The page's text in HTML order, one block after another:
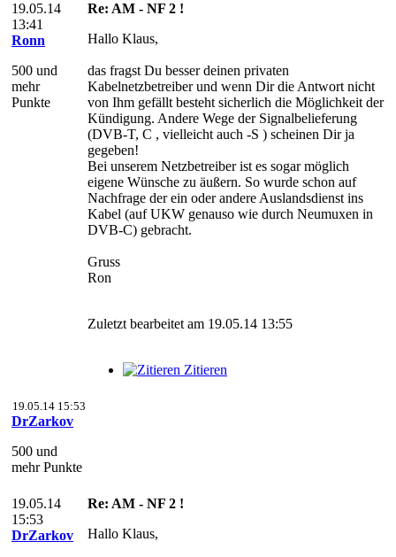
19.05.14
13:41
Ronn
500 und
mehr
Punkte
Re: AM - NF 2 !
Hallo Klaus,
das fragst Du besser deinen privaten
Kabelnetzbetreiber und wenn Dir die Antwort nicht
von Ihm gefällt besteht sicherlich die Möglichkeit der
Kündigung. Andere Wege der Signalbelieferung
(DVB-T, C , vielleicht auch -S ) scheinen Dir ja
gegeben!
Bei unserem Netzbetreiber ist es sogar möglich
eigene Wünsche zu äußern. So wurde schon auf
Nachfrage der ein oder andere Auslandsdienst ins
Kabel (auf UKW genauso wie durch Neumuxen in
DVB-C) gebracht.
Gruss
Ron
Zuletzt bearbeitet am 19.05.14 13:55
Zitieren
19.05.14 15:53
DrZarkov
500 und
mehr Punkte
19.05.14
15:53
DrZarkov
Re: AM - NF 2 !
Hallo Klaus,